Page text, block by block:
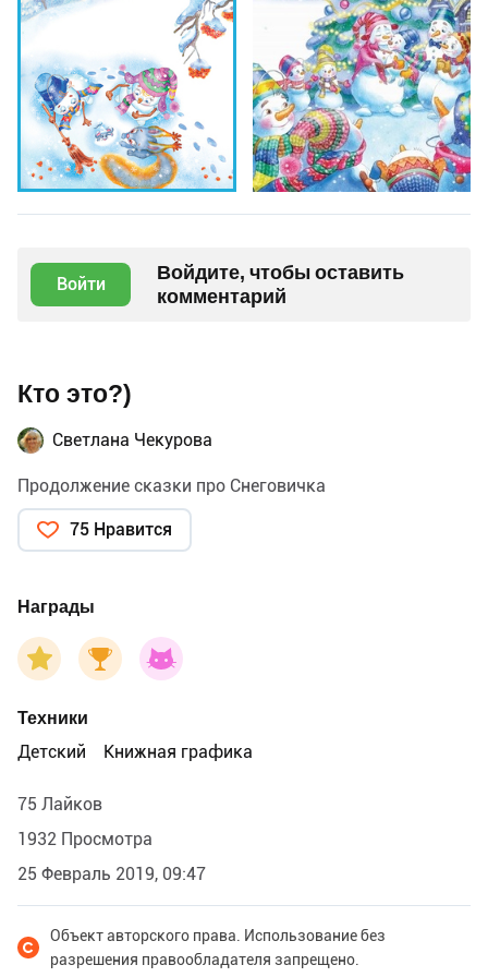
Войти
Войдите, чтобы оставить
комментарий
Кто это?)
Светлана Чекурова
Продолжение сказки про Снеговичка
75 Нравится
Награды
Техники
Детский
Книжная графика
75 Лайков
1932 Просмотра
25 Февраль 2019, 09:47
Объект авторского права. Использование без
разрешения правообладателя запрещено.